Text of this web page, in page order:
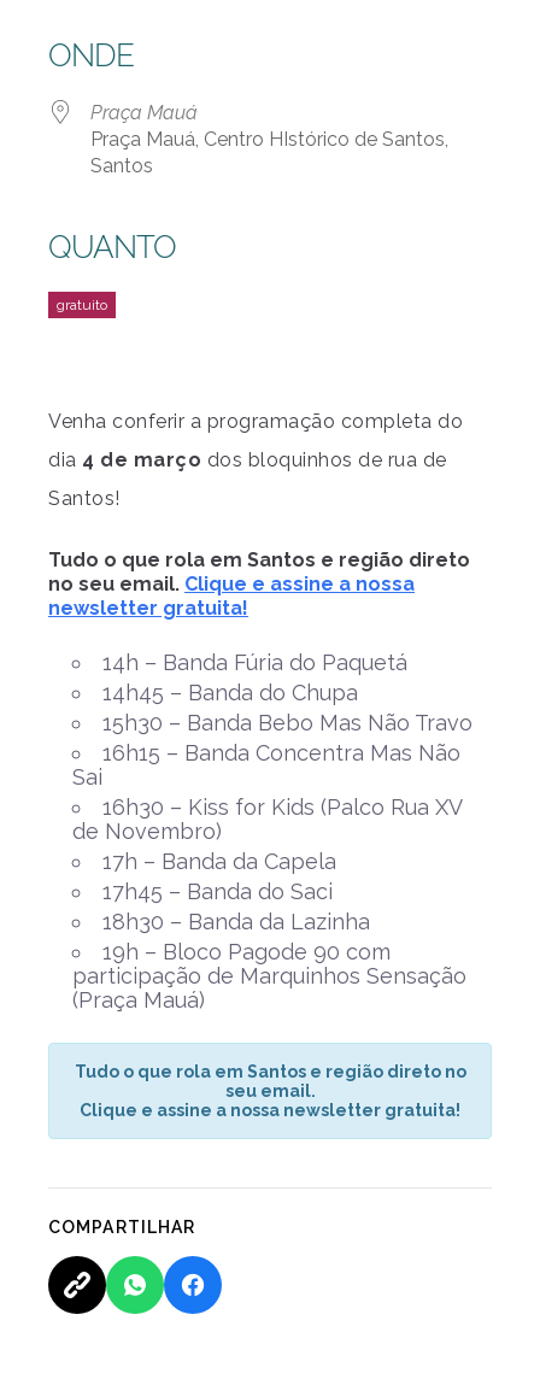
ONDE
Praça Mauá
Praça Mauá, Centro HIstórico de Santos,
Santos
QUANTO
Venha conferir a programação completa do
dia 4 de março dos bloquinhos de rua de
Santos!
Tudo o que rola em Santos e região direto
no seu email. Clique e assine a nossa
newsletter gratuita!
14h – Banda Fúria do Paquetá
14h45 – Banda do Chupa
15h30 – Banda Bebo Mas Não Travo
16h15 – Banda Concentra Mas Não
Sai
16h30 – Kiss for Kids (Palco Rua XV
de Novembro)
17h – Banda da Capela
17h45 – Banda do Saci
18h30 – Banda da Lazinha
19h – Bloco Pagode 90 com
participação de Marquinhos Sensação
(Praça Mauá)
Tudo o que rola em Santos e região direto no
seu email.
Clique e assine a nossa newsletter gratuita!
COMPARTILHAR